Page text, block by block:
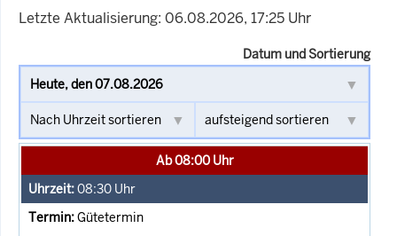
Letzte Aktualisierung: 06.08.2026, 17:25 Uhr
Datum und Sortierung
Ab 08:00 Uhr
08:30 Uhr
Gütetermin